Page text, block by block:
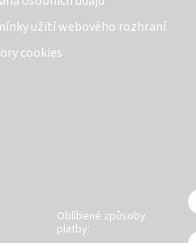
užití webového rozhraní
cookies
Oblíbené způsoby
platby: